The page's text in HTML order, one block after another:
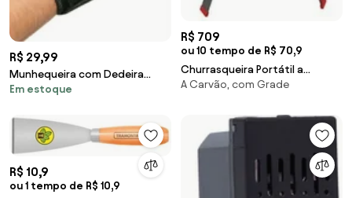
R$ 29,99
Munhequeira com Dedeira
Magnética Preto 1 Peça
Em estoque
R$ 709
ou 10 tempo de R$ 70,9
Churrasqueira Portátil a
Carvão Tramontina TCP 320L
Grelha e Utensílios em Aço Inox
A Carvão, com Grade
R$ 10,9
ou 1 tempo de R$ 10,9